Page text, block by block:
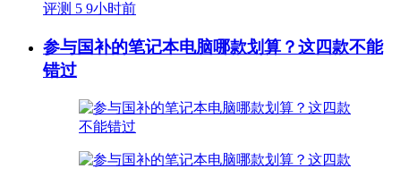
评测 5 9小时前
参与国补的笔记本电脑哪款划算？这四款不能
错过